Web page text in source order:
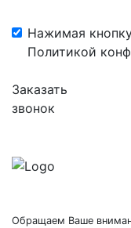
Нажимая
Политикой
Заказать
звонок
Обращаем Ваше